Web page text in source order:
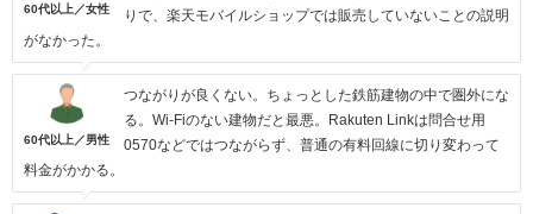
60代以上／女性
りで、楽天モバイルショップでは販売していないことの説明
がなかった。
60代以上／男性
つながりが良くない。ちょっとした鉄筋建物の中で圏外にな
る。Wi-Fiのない建物だと最悪。Rakuten Linkは問合せ用
0570などではつながらず、普通の有料回線に切り変わって
料金がかかる。